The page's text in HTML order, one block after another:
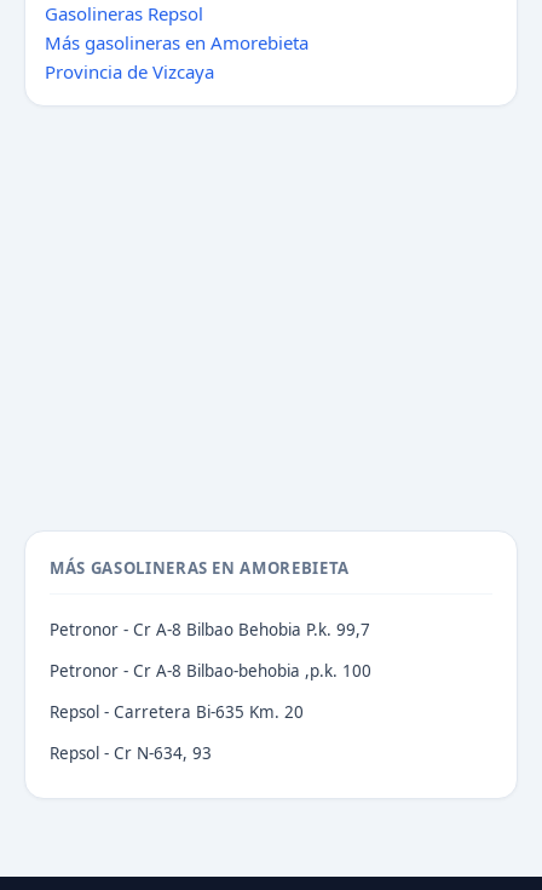
Gasolineras Repsol
Más gasolineras en Amorebieta
Provincia de Vizcaya
MÁS GASOLINERAS EN AMOREBIETA
Petronor - Cr A-8 Bilbao Behobia P.k. 99,7
Petronor - Cr A-8 Bilbao-behobia ,p.k. 100
Repsol - Carretera Bi-635 Km. 20
Repsol - Cr N-634, 93